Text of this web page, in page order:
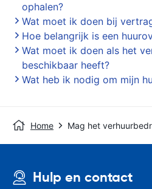
ophalen?
Wat moet ik doen bij
Hoe belangrijk is een
Wat moet ik doen als het
beschikbaar heeft?
Wat heb ik nodig om mijn
Home Mag het
Hulp en contact